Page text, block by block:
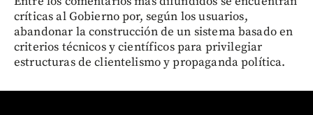
críticas al Gobierno por, según los usuarios,
abandonar la construcción de un sistema basado en
criterios técnicos y científicos para privilegiar
estructuras de clientelismo y propaganda política.